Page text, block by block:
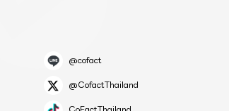
@cofact
@CofactThailand